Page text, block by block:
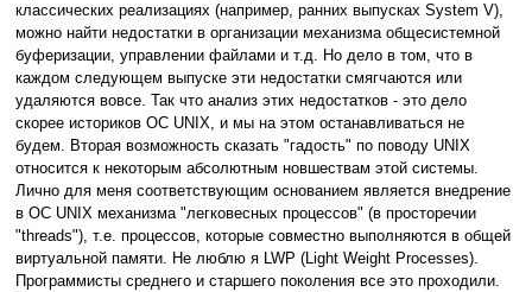
классических реализациях (например, ранних выпусках System V),
можно найти недостатки в организации механизма общесистемной
буферизации, управлении файлами и т.д. Но дело в том, что в
каждом следующем выпуске эти недостатки смягчаются или
удаляются вовсе. Так что анализ этих недостатков - это дело
скорее историков ОС UNIX, и мы на этом останавливаться не
будем. Вторая возможность сказать "гадость" по поводу UNIX
относится к некоторым абсолютным новшествам этой системы.
Лично для меня соответствующим основанием является внедрение
в ОС UNIX механизма "легковесных процессов" (в просторечии
"threads"), т.е. процессов, которые совместно выполняются в общей
виртуальной памяти. Не люблю я LWP (Light Weight Processes).
Программисты среднего и старшего поколения все это проходили.